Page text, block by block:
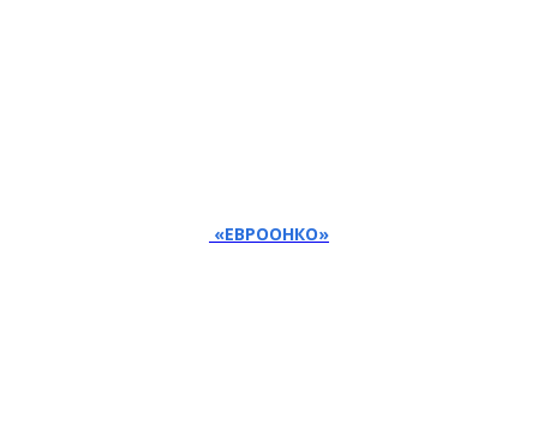
«ЕВРООНКО»